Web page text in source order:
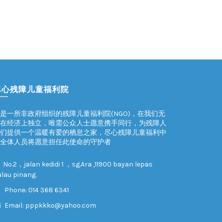
残障儿童福利院
一所非政府组织的残障儿童福利院(NGO)，在我们无
经济上独立，唯需公众人士愿意携手同行，为残障人
提供一个温暖有爱的栖息之家，尽心残障儿童福利中
体人员将愿意担任此使命的守护者
No.2，jalan kedidi 1 ，sg.Ara ,11900 bayan lepas
pinang.
Phone: 014 368 6341
Email: pppkkko@yahoo.com